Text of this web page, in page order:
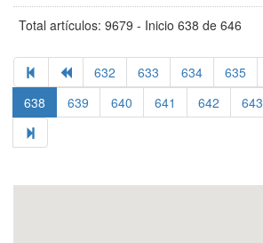
Total artículos: 9679 - Inicio 638 de 646
632 633 634 635
638
639 640 641 642 643